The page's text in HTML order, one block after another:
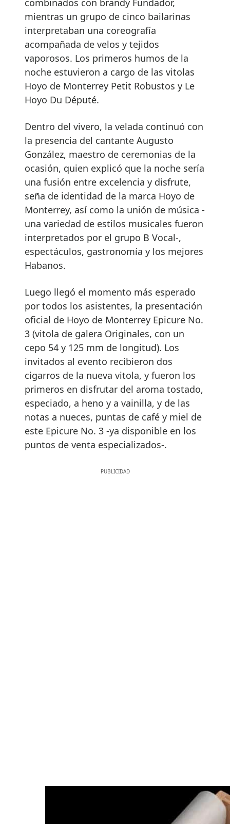
combinados con brandy Fundador,
mientras un grupo de cinco bailarinas
interpretaban una coreografía
acompañada de velos y tejidos
vaporosos. Los primeros humos de la
noche estuvieron a cargo de las vitolas
Hoyo de Monterrey Petit Robustos y Le
Hoyo Du Député.
Dentro del vivero, la velada continuó con
la presencia del cantante Augusto
González, maestro de ceremonias de la
ocasión, quien explicó que la noche sería
una fusión entre excelencia y disfrute,
seña de identidad de la marca Hoyo de
Monterrey, así como la unión de música -
una variedad de estilos musicales fueron
interpretados por el grupo B Vocal-,
espectáculos, gastronomía y los mejores
Habanos.
Luego llegó el momento más esperado
por todos los asistentes, la presentación
oficial de Hoyo de Monterrey Epicure No.
3 (vitola de galera Originales, con un
cepo 54 y 125 mm de longitud). Los
invitados al evento recibieron dos
cigarros de la nueva vitola, y fueron los
primeros en disfrutar del aroma tostado,
especiado, a heno y a vainilla, y de las
notas a nueces, puntas de café y miel de
este Epicure No. 3 -ya disponible en los
puntos de venta especializados-.